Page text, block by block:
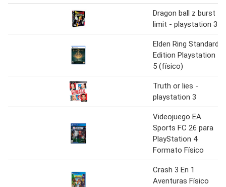
Dragon ball z burst
limit - playstation 3
Elden Ring Standard
Edition Playstation
5 (físico)
Truth or lies -
playstation 3
Videojuego EA
Sports FC 26 para
PlayStation 4
Formato Físico
Crash 3 En 1
Aventuras Físico